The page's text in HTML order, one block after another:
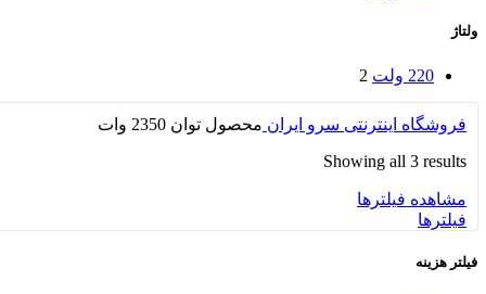
ولتاژ
220 ولت 2
فروشگاه اینترنتی سرو ایران محصول توان 2350 وات
Showing all 3 results
مشاهده فیلترها
فیلترها
فیلتر هزینه